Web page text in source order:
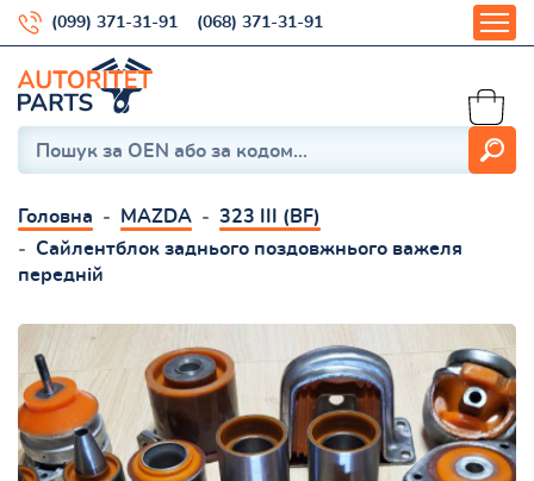
(099) 371-31-91 (068) 371-31-91
Головна MAZDA
323 III (BF)
Сайлентблок заднього поздовжнього важеля
передній